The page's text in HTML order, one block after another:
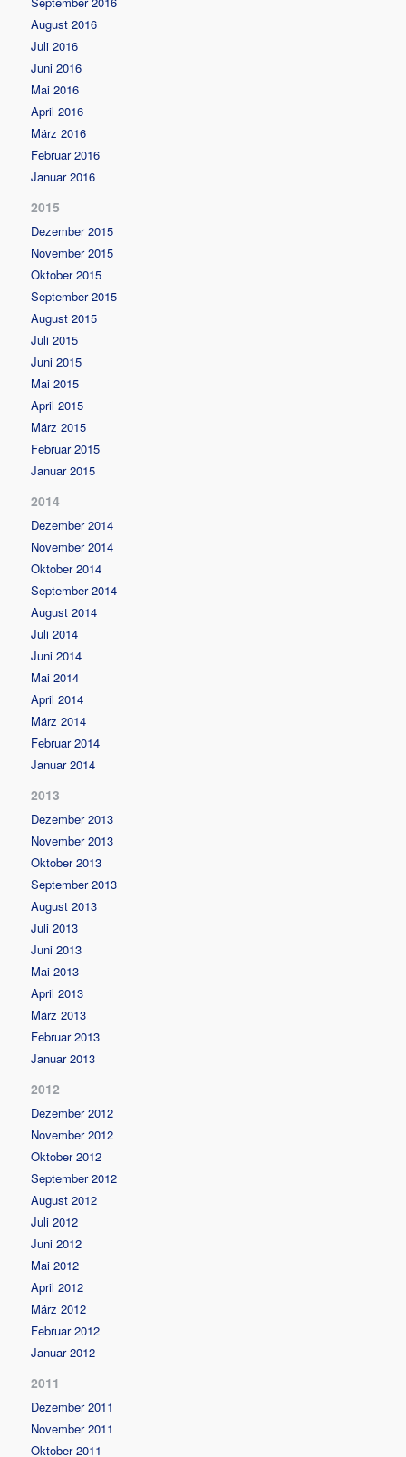
August 2016
Juli 2016
Juni 2016
Mai 2016
April 2016
März 2016
Februar 2016
Januar 2016
2015
Dezember 2015
November 2015
Oktober 2015
September 2015
August 2015
Juli 2015
Juni 2015
Mai 2015
April 2015
März 2015
Februar 2015
Januar 2015
2014
Dezember 2014
November 2014
Oktober 2014
September 2014
August 2014
Juli 2014
Juni 2014
Mai 2014
April 2014
März 2014
Februar 2014
Januar 2014
2013
Dezember 2013
November 2013
Oktober 2013
September 2013
August 2013
Juli 2013
Juni 2013
Mai 2013
April 2013
März 2013
Februar 2013
Januar 2013
2012
Dezember 2012
November 2012
Oktober 2012
September 2012
August 2012
Juli 2012
Juni 2012
Mai 2012
April 2012
März 2012
Februar 2012
Januar 2012
2011
Dezember 2011
November 2011
Oktober 2011